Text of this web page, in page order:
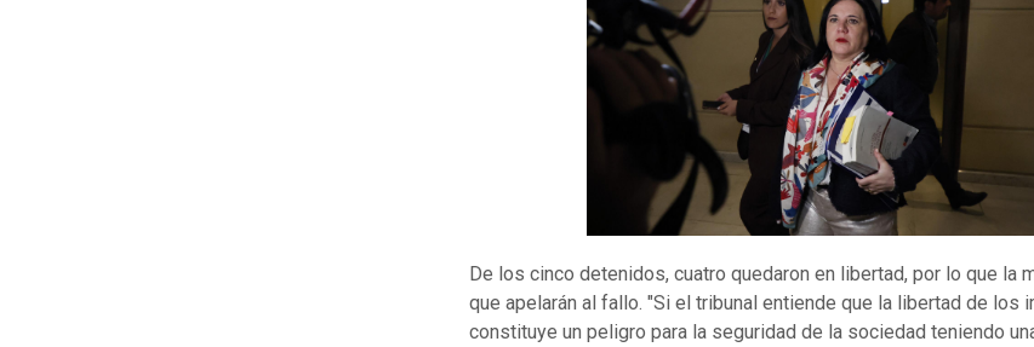
De los cinco detenidos, cuatro quedaron en libertad, por lo que la
que apelarán al fallo. "Si el tribunal entiende que la libertad de los
constituye un peligro para la seguridad de la sociedad teniendo